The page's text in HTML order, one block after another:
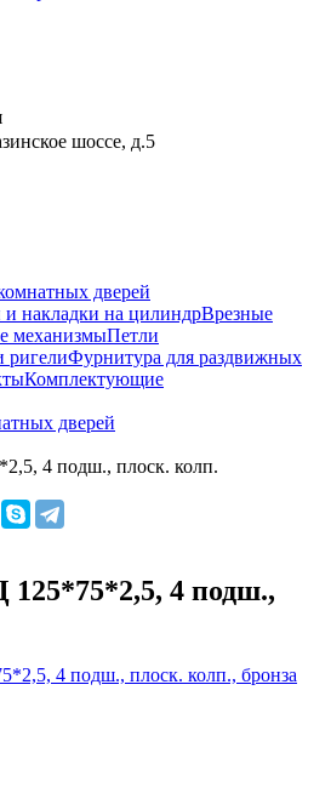
шоссе, д.5
дверей
и накладки на цилиндрВрезные
механизмыПетли
ригелиФурнитура для раздвижных
Комплектующие
дверей
4 подш., плоск. колп.
4 подш.,